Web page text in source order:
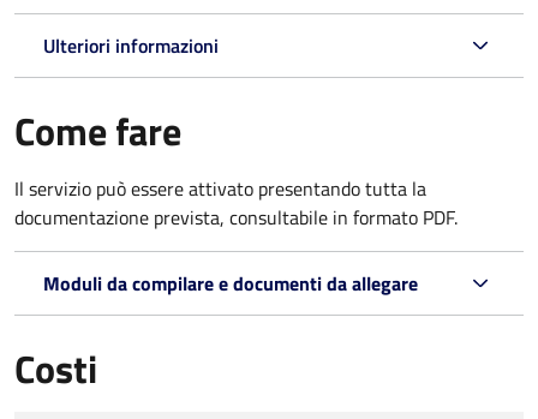
Ulteriori informazioni
Come fare
Il servizio può essere attivato presentando tutta la
documentazione prevista, consultabile in formato PDF.
Moduli da compilare e documenti da allegare
Costi